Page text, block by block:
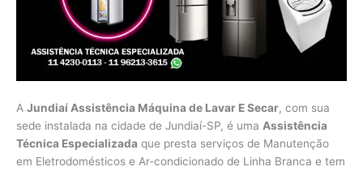
A Jundiaí Assistência Máquina de Lavar E Secar, com sua
sede instalada na cidade de Jundiaí-SP, é uma Assistência
Técnica Especializada que presta serviços de Manutenção
em Eletrodomésticos e Ar-condicionado de Linha Branca e tem